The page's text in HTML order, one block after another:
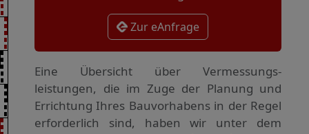
Zur eAnfrage
Eine Übersicht über Vermessungs­
leistungen, die im Zuge der Planung und
Errichtung Ihres Bauvorhabens in der Regel
erforderlich sind, haben wir unter dem